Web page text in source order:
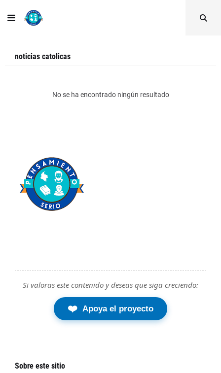
noticias catolicas
No se ha encontrado ningún resultado
Si valoras este contenido y deseas que siga creciendo:
❤️ Apoya el proyecto
Sobre este sitio